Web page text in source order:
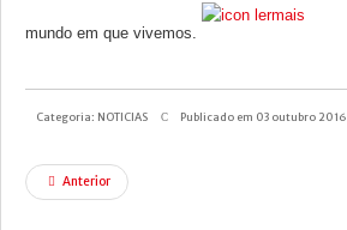
mundo em que vivemos.
Categoria: NOTICIAS Publicado em 03 outubro 2016
Anterior